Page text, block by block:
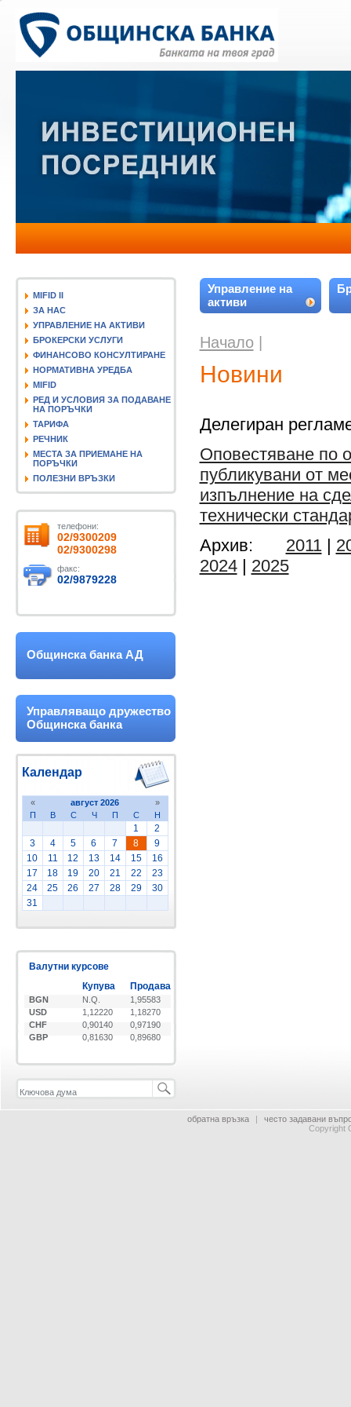
MIFID II
ЗА НАС
УПРАВЛЕНИЕ НА АКТИВИ
БРОКЕРСКИ УСЛУГИ
ФИНАНСОВО КОНСУЛТИРАНЕ
НОРМАТИВНА УРЕДБА
MIFID
РЕД И УСЛОВИЯ ЗА ПОДАВАНЕ
НА ПОРЪЧКИ
ТАРИФА
РЕЧНИК
МЕСТА ЗА ПРИЕМАНЕ НА
ПОРЪЧКИ
ПОЛЕЗНИ ВРЪЗКИ
телефони:
02/9300209
02/9300298
факс:
02/9879228
Общинска банка АД
Управляващо дружество
Общинска банка
Календар
« август 2026
»
П
В С Ч П С Н
1
2
3
4 5 6 7 8
9
10
11 12 13 14 15
16
17
18 19 20 21 22
23
24
25 26 27 28 29
30
31
Валутни курсове
Купува
Продава
BGN N.Q.
1,95583
USD
1,12220
1,18270
CHF
0,90140
0,97190
GBP
0,81630 0,89680
Управление на
активи
Начало|
Новини
Делегиран
Оповестяване по
публикувани от
изпълнение на
технически
Архив: 2011|
2024| 2025
обратна връзка |
често задавани
Copyright